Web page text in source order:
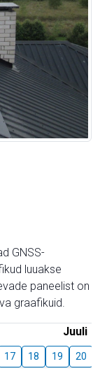
GNSS-
luuakse
paneelist on
graafikuid.
Juuli
17 18 19 20